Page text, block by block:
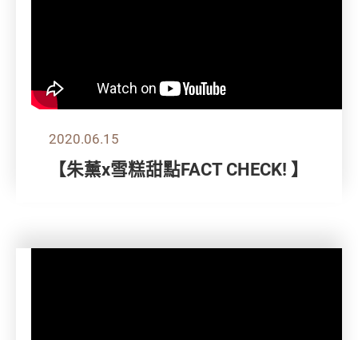
2020.06.15
【朱薰x雪糕甜點FACT CHECK! 】